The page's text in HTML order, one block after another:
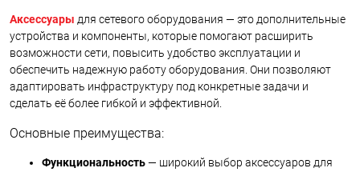
Аксессуары для сетевого оборудования — это дополнительные
устройства и компоненты, которые помогают расширить
возможности сети, повысить удобство эксплуатации и
обеспечить надежную работу оборудования. Они позволяют
адаптировать инфраструктуру под конкретные задачи и
сделать её более гибкой и эффективной.
Основные преимущества:
Функциональность— широкий выбор аксессуаров для